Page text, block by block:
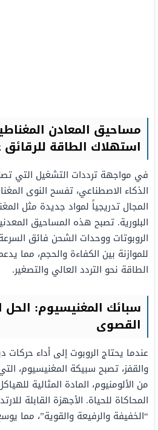
مساحيق المعادن
استهلاك الطاقة للرقائق
في مواجهة ترددات التشغيل التي
الذكاء الاصطناعي، تفسح النوى
المجال تدريجياً لمواد جديدة مثل
البلورية. تصبح هذه المساحيق
الروبوتات ووحدات الشحن فائق
للموازنة بين الكفاءة والحجم، مما
الطاقة نحو التردد العالي والتصغير.
سبائك المغنيسيوم: الحل
القصوى
عندما يحتاج الروبوت إلى أداء حركات
والقفز، تصبح سبيكة المغنيسيوم،
من الألومنيوم، المادة المثالية
المحاكاة للحياة. الأجهزة القابلة
“الخفيفة والرفيعة والقوية”، مما